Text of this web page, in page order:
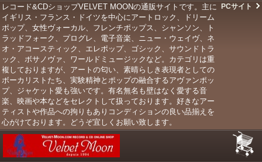
レコード&CDショップVELVET MOONの通販サイトです。主に
イギリス・フランス・ドイツを中心にアートロック、ドリーム
ポップ、女性ヴォーカル、フレンチポップス、シャンソン、ト
ラッドフォーク、プログレ、電子音楽、ニュー・ウェイヴ、ネ
オ・アコースティック、エレポップ、ゴシック、サウンドトラ
ック、ボサノヴァ、ワールドミュージックなど。カテゴリは重
複しておりますが、アートの匂い、素晴らしき表現者としての
ボーカリストたち、実験精神とポップの融合するアヴァンポッ
プ、ジャケット愛も強いです。有名無名も壁はなく愛する音
楽、映画や本などをセレクトして扱っております。好きなアー
ティストや作品への拘りもありコンディションの良い品揃えを
心がけております。どうぞ宜しくお願い致します。
PCサイト